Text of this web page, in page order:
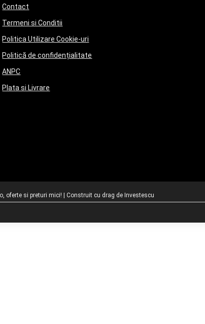
Contact
Termeni si Conditii
Politica Utilizare Cookie-uri
Politică de confidențialitate
ANPC
Plata si Livrare
oferte si preturi mici! | Construit cu drag de Investescu